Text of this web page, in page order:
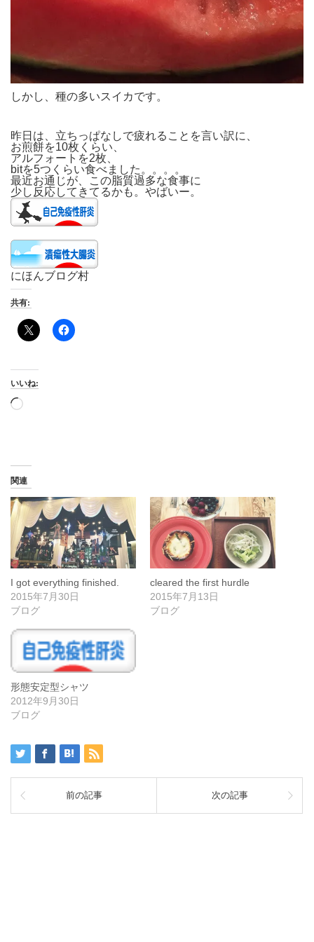
しかし、種の多いスイカです。
昨日は、立ちっぱなしで疲れることを言い訳に、
お煎餅を10枚くらい、
アルフォートを2枚、
bitを5つくらい食べました。。。。
最近お通じが、この脂質過多な食事に
少し反応してきてるかも。やばいー。
にほんブログ村
共有:
いいね:
読
関連
I got everything finished.
2015年7月30日
ブログ
cleared the first hurdle
2015年7月13日
ブログ
形態安定型シャツ
2012年9月30日
ブログ
前の記事 次の記事